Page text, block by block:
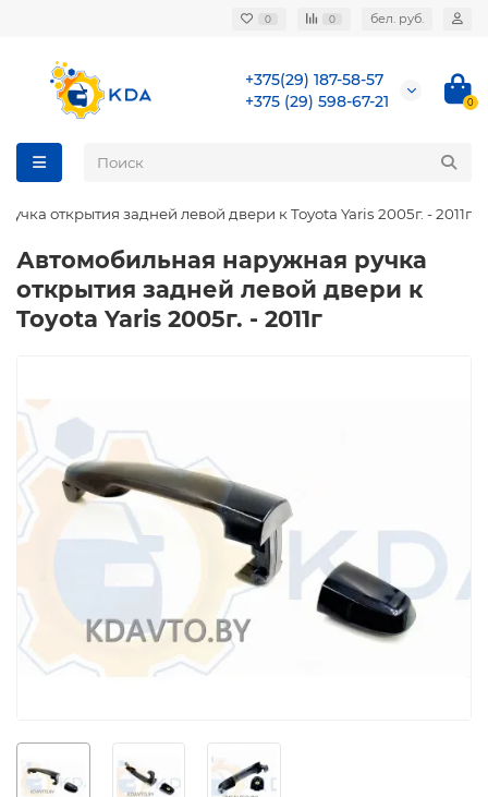
0 0 бел. руб.
+375(29) 187-58-57
+375 (29) 598-67-21
0
открытия задней левой двери к Toyota Yaris 2005г. - 2011г
Автомобильная наружная ручка
открытия задней левой двери к
Toyota Yaris 2005г. - 2011г